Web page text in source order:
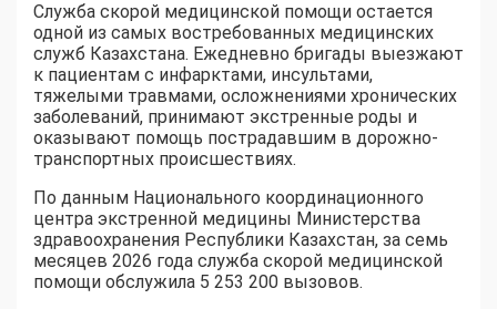
Служба скорой медицинской помощи остается
одной из самых востребованных медицинских
служб Казахстана. Ежедневно бригады выезжают
к пациентам с инфарктами, инсультами,
тяжелыми травмами, осложнениями хронических
заболеваний, принимают экстренные роды и
оказывают помощь пострадавшим в дорожно-
транспортных происшествиях.
По данным Национального координационного
центра экстренной медицины Министерства
здравоохранения Республики Казахстан, за семь
месяцев 2026 года служба скорой медицинской
помощи обслужила 5 253 200 вызовов.